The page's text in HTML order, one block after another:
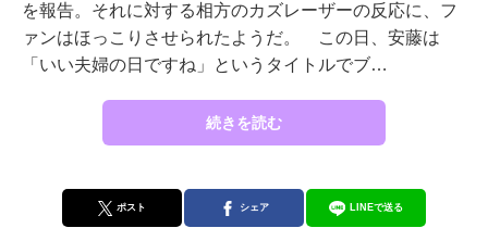
を報告。それに対する相方のカズレーザーの反応に、フ
ァンはほっこりさせられたようだ。 この日、安藤は
「いい夫婦の日ですね」というタイトルでブ…
続きを読む
ポスト シェア LINEで送る